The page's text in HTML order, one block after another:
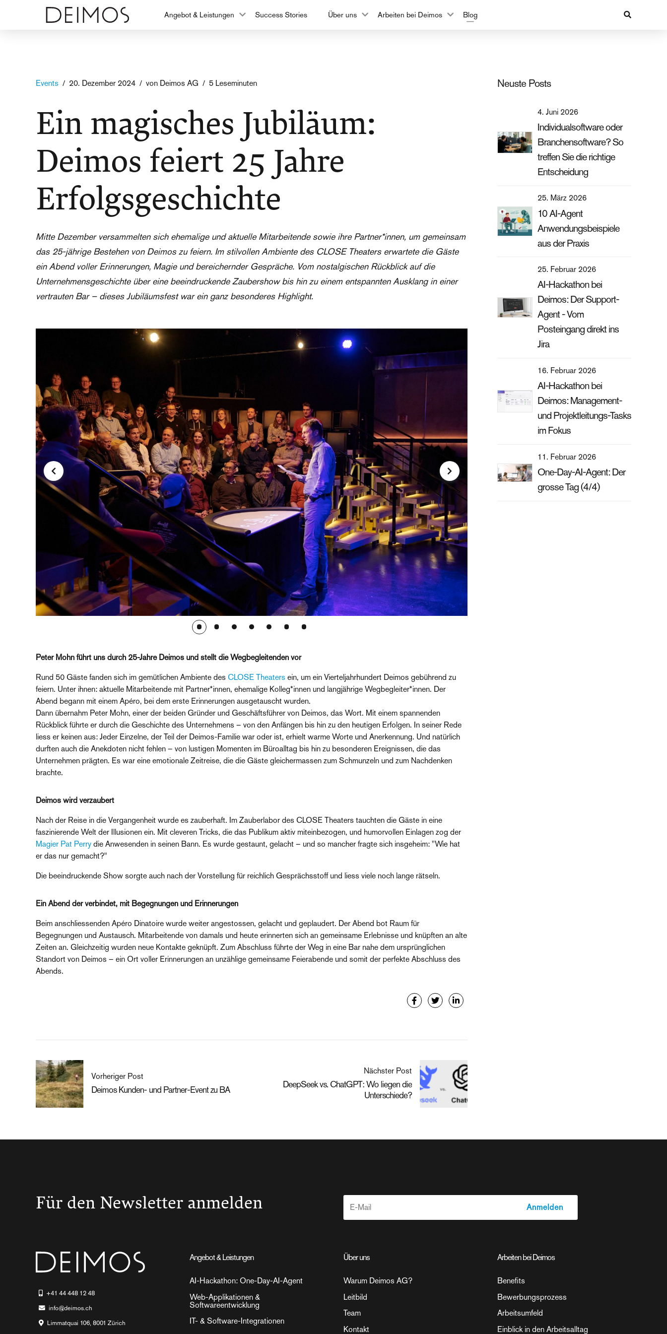
Angebot & Leistungen Success Stories Über uns Arbeiten bei Deimos Blog
Events 20. Dezember 2024 von Deimos AG 5 Leseminuten
Ein magisches Jubiläum:
Deimos feiert 25 Jahre
Erfolgsgeschichte
Mitte Dezember versammelten sich ehemalige und aktuelle Mitarbeitende sowie ihre Partner*innen, um gemeinsam
das 25-jährige Bestehen von Deimos zu feiern. Im stilvollen Ambiente des CLOSE Theaters erwartete die Gäste
ein Abend voller Erinnerungen, Magie und bereichernder Gespräche. Vom nostalgischen Rückblick auf die
Unternehmensgeschichte über eine beeindruckende Zaubershow bis hin zu einem entspannten Ausklang in einer
vertrauten Bar – dieses Jubiläumsfest war ein ganz besonderes Highlight.
Peter Mohn führt uns durch 25-Jahre Deimos und stellt die Wegbegleitenden vor
Rund 50 Gäste fanden sich im gemütlichen Ambiente des CLOSE Theaters ein, um ein Vierteljahrhundert Deimos gebührend zu
feiern. Unter ihnen: aktuelle Mitarbeitende mit Partner*innen, ehemalige Kolleg*innen und langjährige Wegbegleiter*innen. Der
Abend begann mit einem Apéro, bei dem erste Erinnerungen ausgetauscht wurden.
Dann übernahm Peter Mohn, einer der beiden Gründer und Geschäftsführer von Deimos, das Wort. Mit einem spannenden
Rückblick führte er durch die Geschichte des Unternehmens – von den Anfängen bis hin zu den heutigen Erfolgen. In seiner Rede
liess er keinen aus: Jeder Einzelne, der Teil der Deimos-Familie war oder ist, erhielt warme Worte und Anerkennung. Und natürlich
durften auch die Anekdoten nicht fehlen – von lustigen Momenten im Büroalltag bis hin zu besonderen Ereignissen, die das
Unternehmen prägten. Es war eine emotionale Zeitreise, die die Gäste gleichermassen zum Schmunzeln und zum Nachdenken
brachte.
Deimos wird verzaubert
Nach der Reise in die Vergangenheit wurde es zauberhaft. Im Zauberlabor des CLOSE Theaters tauchten die Gäste in eine
faszinierende Welt der Illusionen ein. Mit cleveren Tricks, die das Publikum aktiv miteinbezogen, und humorvollen Einlagen zog der
Magier Pat Perrydie Anwesenden in seinen Bann. Es wurde gestaunt, gelacht – und so mancher fragte sich insgeheim: "Wie hat
er das nur gemacht?"
Die beeindruckende Show sorgte auch nach der Vorstellung für reichlich Gesprächsstoff und liess viele noch lange rätseln.
Ein Abend der verbindet, mit Begegnungen und Erinnerungen
Beim anschliessenden Apéro Dinatoire wurde weiter angestossen, gelacht und geplaudert. Der Abend bot Raum für
Begegnungen und Austausch. Mitarbeitende von damals und heute erinnerten sich an gemeinsame Erlebnisse und knüpften an alte
Zeiten an. Gleichzeitig wurden neue Kontakte geknüpft. Zum Abschluss führte der Weg in eine Bar nahe dem ursprünglichen
Standort von Deimos – ein Ort voller Erinnerungen an unzählige gemeinsame Feierabende und somit der perfekte Abschluss des
Abends.
Vorheriger Post
Deimos Kunden- und Partner-Event zu BA
Nächster Post
DeepSeek vs. ChatGPT: Wo liegen die
Unterschiede?
Neuste Posts
4. Juni 2026
Individualsoftware oder
Branchensoftware? So
treffen Sie die richtige
Entscheidung
25. März 2026
10 AI-Agent
Anwendungsbeispiele
aus der Praxis
25. Februar 2026
AI-Hackathon bei
Deimos: Der Support-
Agent - Vom
Posteingang direkt ins
Jira
16. Februar 2026
AI-Hackathon bei
Deimos: Management-
und Projektleitungs-Tasks
im Fokus
11. Februar 2026
One-Day-AI-Agent: Der
grosse Tag (4/4)
Für den Newsletter anmelden
+41 44 448 12 48
info@deimos.ch
Limmatquai 106, 8001 Zürich
Angebot & Leistungen
AI-Hackathon: One-Day-AI-Agent
Web-Applikationen &
Softwareentwicklung
IT- & Software-Integrationen
Über uns
Warum Deimos AG?
Leitbild
Team
Kontakt
Arbeiten bei Deimos
Benefits
Bewerbungsprozess
Arbeitsumfeld
Einblick in den Arbeitsalltag